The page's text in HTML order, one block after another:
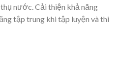
nước. Cải thiện khả năng
tập trung khi tập luyện và thi